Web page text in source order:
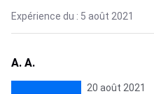
Expérience du : 5 août 2021
A. A.
20 août 2021